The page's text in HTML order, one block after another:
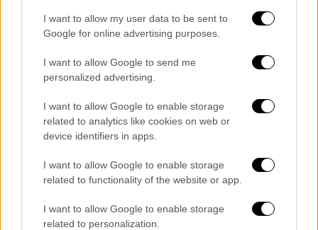
I want to allow my user data to be sent to
Google for online advertising purposes.
I want to allow Google to send me
personalized advertising.
I want to allow Google to enable storage
related to analytics like cookies on web or
device identifiers in apps.
I want to allow Google to enable storage
related to functionality of the website or app.
I want to allow Google to enable storage
related to personalization.
Επιδότηση και στα ακτοπλοϊκά
Επιπλέον,στο πρόγραμμα επιδοτούνται και
ακτοπλοϊκά εισιτήρια, με ιδιωτική
συμμετοχή 25% για τους δικαιούχους, ενώ
ακτοπλοϊκά εισιτήρια διατίθενται δωρεάν.
Για τους παρόχους τουριστικών
καταλυμάτων,υπενθυμίζεται ότι οι τιμές
επιδότησης παραμένουν αυξημένες κατά 20%
(15.12.2025 – 14.01.2026). Η αυξημένη